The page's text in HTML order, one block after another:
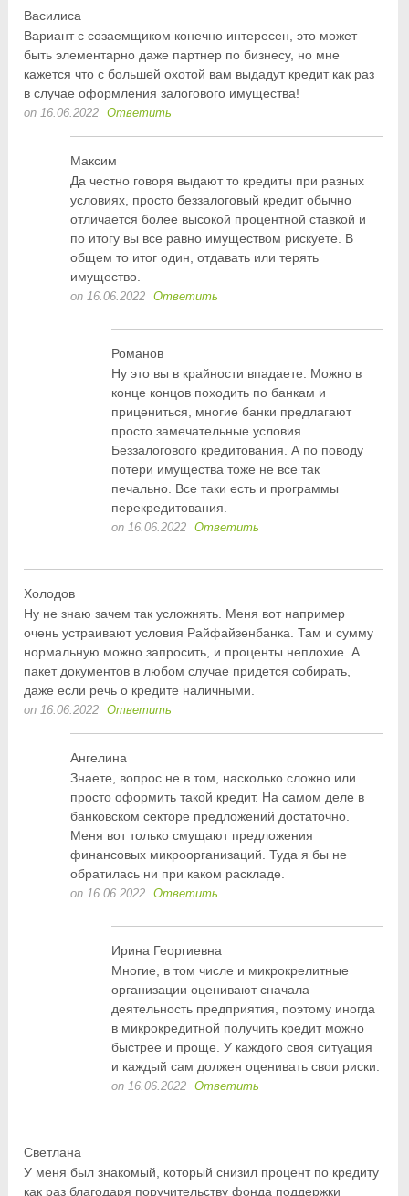
Василиса
Вариант с созаемщиком конечно интересен, это может
быть элементарно даже партнер по бизнесу, но мне
кажется что с большей охотой вам выдадут кредит как раз
в случае оформления залогового имущества!
on 16.06.2022 Ответить
Максим
Да честно говоря выдают то кредиты при разных
условиях, просто беззалоговый кредит обычно
отличается более высокой процентной ставкой и
по итогу вы все равно имуществом рискуете. В
общем то итог один, отдавать или терять
имущество.
on 16.06.2022 Ответить
Романов
Ну это вы в крайности впадаете. Можно в
конце концов походить по банкам и
прицениться, многие банки предлагают
просто замечательные условия
Беззалогового кредитования. А по поводу
потери имущества тоже не все так
печально. Все таки есть и программы
перекредитования.
on 16.06.2022 Ответить
Холодов
Ну не знаю зачем так усложнять. Меня вот например
очень устраивают условия Райфайзенбанка. Там и сумму
нормальную можно запросить, и проценты неплохие. А
пакет документов в любом случае придется собирать,
даже если речь о кредите наличными.
on 16.06.2022 Ответить
Ангелина
Знаете, вопрос не в том, насколько сложно или
просто оформить такой кредит. На самом деле в
банковском секторе предложений достаточно.
Меня вот только смущают предложения
финансовых микроорганизаций. Туда я бы не
обратилась ни при каком раскладе.
on 16.06.2022 Ответить
Ирина Георгиевна
Многие, в том числе и микрокрелитные
организации оценивают сначала
деятельность предприятия, поэтому иногда
в микрокредитной получить кредит можно
быстрее и проще. У каждого своя ситуация
и каждый сам должен оценивать свои риски.
on 16.06.2022 Ответить
Светлана
У меня был знакомый, который снизил процент по кредиту
как раз благодаря поручительству фонда поддержки